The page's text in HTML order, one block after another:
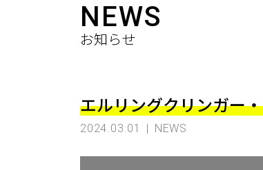
お知らせ
NEWS
エルリングクリンガー
2024.03.01 NEWS